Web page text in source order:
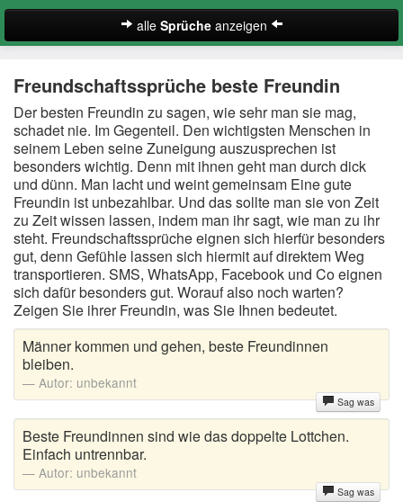
alle Sprücheanzeigen
Freundschaftssprüche beste Freundin
Kurze Freundschaftssprüche
Lustige Freundschaftssprüche
Schöne Freundschaftssprüche
Zufallsspruch
Suche
Freundschaftssprüche beste Freundin
Der besten Freundin zu sagen, wie sehr man sie mag,
schadet nie. Im Gegenteil. Den wichtigsten Menschen in
seinem Leben seine Zuneigung auszusprechen ist
besonders wichtig. Denn mit ihnen geht man durch dick
und dünn. Man lacht und weint gemeinsam Eine gute
Freundin ist unbezahlbar. Und das sollte man sie von Zeit
zu Zeit wissen lassen, indem man ihr sagt, wie man zu ihr
steht. Freundschaftssprüche eignen sich hierfür besonders
gut, denn Gefühle lassen sich hiermit auf direktem Weg
transportieren. SMS, WhatsApp, Facebook und Co eignen
sich dafür besonders gut. Worauf also noch warten?
Zeigen Sie ihrer Freundin, was Sie Ihnen bedeutet.
Männer kommen und gehen, beste Freundinnen
bleiben.
Autor: unbekannt
Sag was
Beste Freundinnen sind wie das doppelte Lottchen.
Einfach untrennbar.
Autor: unbekannt
Sag was